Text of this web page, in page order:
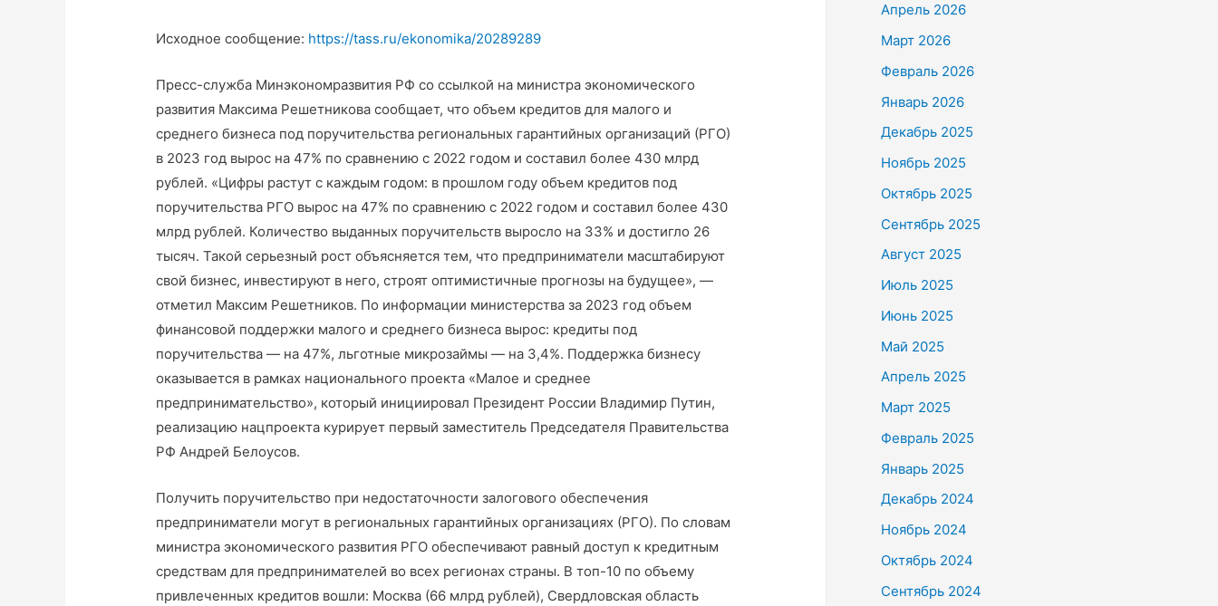
Исходное сообщение: https://tass.ru/ekonomika/20289289
Пресс-служба Минэкономразвития РФ со ссылкой на министра экономического
развития Максима Решетникова сообщает, что объем кредитов для малого и
среднего бизнеса под поручительства региональных гарантийных организаций (РГО)
в 2023 год вырос на 47% по сравнению с 2022 годом и составил более 430 млрд
рублей. «Цифры растут с каждым годом: в прошлом году объем кредитов под
поручительства РГО вырос на 47% по сравнению с 2022 годом и составил более 430
млрд рублей. Количество выданных поручительств выросло на 33% и достигло 26
тысяч. Такой серьезный рост объясняется тем, что предприниматели масштабируют
свой бизнес, инвестируют в него, строят оптимистичные прогнозы на будущее», —
отметил Максим Решетников. По информации министерства за 2023 год объем
финансовой поддержки малого и среднего бизнеса вырос: кредиты под
поручительства — на 47%, льготные микрозаймы — на 3,4%. Поддержка бизнесу
оказывается в рамках национального проекта «Малое и среднее
предпринимательство», который инициировал Президент России Владимир Путин,
реализацию нацпроекта курирует первый заместитель Председателя Правительства
РФ Андрей Белоусов.
Получить поручительство при недостаточности залогового обеспечения
предприниматели могут в региональных гарантийных организациях (РГО). По словам
министра экономического развития РГО обеспечивают равный доступ к кредитным
средствам для предпринимателей во всех регионах страны. В топ-10 по объему
привлеченных кредитов вошли: Москва (66 млрд рублей), Свердловская область
Апрель 2026
Март 2026
Февраль 2026
Январь 2026
Декабрь 2025
Ноябрь 2025
Октябрь 2025
Сентябрь 2025
Август 2025
Июль 2025
Июнь 2025
Май 2025
Апрель 2025
Март 2025
Февраль 2025
Январь 2025
Декабрь 2024
Ноябрь 2024
Октябрь 2024
Сентябрь 2024